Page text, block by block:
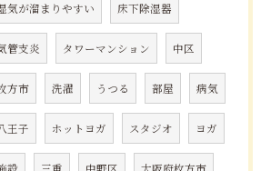
気が溜まりやすい 床下除湿器
管支炎 タワーマンション 中区
方市 洗濯 うつる 部屋 病気
王子 ホットヨガ スタジオ ヨガ